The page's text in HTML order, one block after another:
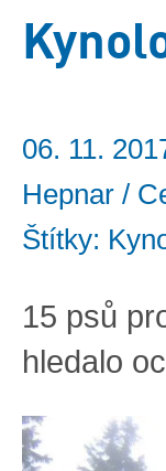
06. 11.
Hepnar /
Štítky:
15 psů
hledalo